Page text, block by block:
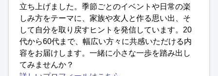
立ち上げました。季節ごとのイベントや日常の楽
しみ方をテーマに、家族や友人と作る思い出、そ
して自分を取り戻すヒントを発信しています。20
代から60代まで、幅広い方々に共感いただける内
容をお届けします。一緒に小さな一歩を踏み出し
てみませんか？